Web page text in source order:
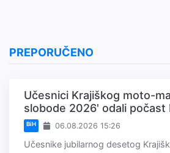
PREPORUČENO
Učesnici Krajiškog moto-
slobode 2026' odali počast
BiH 06.08.2026 15:26
Učesnike jubilarnog desetog